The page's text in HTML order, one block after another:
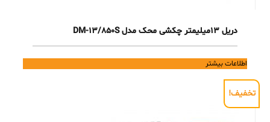
دریل 13میلیمتر چکشی محک مدل DM-13/850S
اطلاعات بیشتر
تخفیف!